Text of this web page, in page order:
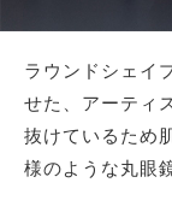
ラウンドシェイ
せた、アーティ
抜けているため
様のような丸眼